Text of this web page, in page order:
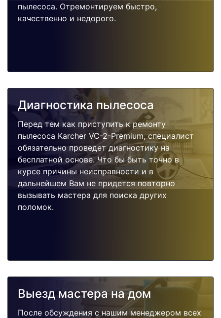
пылесоса. Отремонтируем быстро,
качественно и недорого.
Диагностика пылесоса
Перед тем как приступить к ремонту
пылесоса Karcher VC-2-Premium, специалист
обязательно проведет диагностику на
бесплатной основе. Что бы быть точно в
курсе причины неисправности и в
дальнейшем Вам не придется повторно
вызывать мастера для поиска других
поломок.
Выезд мастера на дом
После обсуждения с нашим менеджером всех